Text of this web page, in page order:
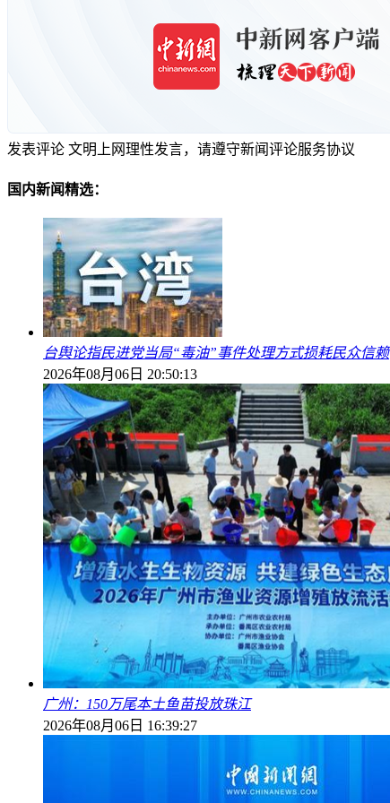
发表评论 文明上网理性发言，请遵守新闻评论服务协议
国内新闻精选：
台舆论指民进党当局“毒油”事件处理方式损耗民众信赖
2026年08月06日 20:50:13
广州：150万尾本土鱼苗投放珠江
2026年08月06日 16:39:27